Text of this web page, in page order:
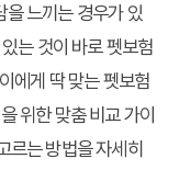
느끼는 경우가 있
는 것이 바로 펫보험
에게 딱 맞는 펫보험
위한맞춤 비교 가이
르는 방법을 자세히